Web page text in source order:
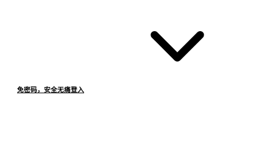
免密码，安全无痛登入